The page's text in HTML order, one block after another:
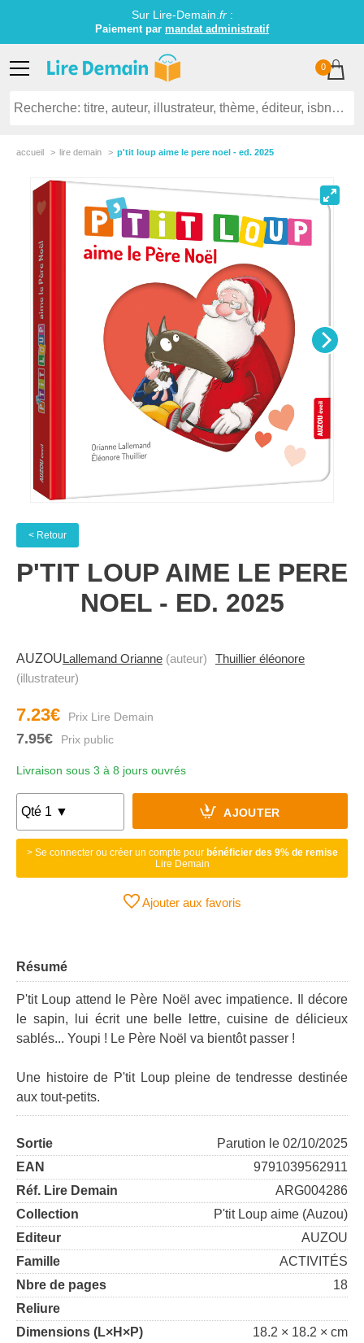
Sur Lire-Demain. fr:
Paiement par mandat administratif
0
accueil lire demain p'tit loup aime le pere noel - ed. 2025
< Retour
P'TIT LOUP AIME LE PERE
NOEL - ED. 2025
AUZOULallemand Orianne (auteur)
Thuillier éléonore
(illustrateur)
7.23€
7.95€
Livraison sous 3 à 8 jours ouvrés
AJOUTER
> Se connecter ou créer un compte pour bénéficier des 9% de remise
Lire Demain
Ajouter aux favoris
Résumé
P'tit Loup attend le Père Noël avec impatience. Il décore
le sapin, lui écrit une belle lettre, cuisine de délicieux
sablés... Youpi ! Le Père Noël va bientôt passer !
Une histoire de P'tit Loup pleine de tendresse destinée
aux tout-petits.
Sortie
Parution le 02/10/2025
EAN
9791039562911
Réf. Lire Demain
ARG004286
Collection
P'tit Loup aime (Auzou)
Editeur
AUZOU
Famille
ACTIVITÉS
Nbre de pages
18
Reliure
Dimensions (L×H×P)
18.2 × 18.2 × cm